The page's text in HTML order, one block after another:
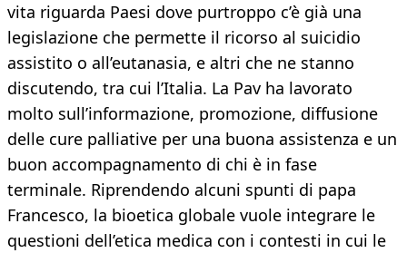
vita riguarda Paesi dove purtroppo c’è già una
legislazione che permette il ricorso al suicidio
assistito o all’eutanasia, e altri che ne stanno
discutendo, tra cui l’Italia. La Pav ha lavorato
molto sull’informazione, promozione, diffusione
delle cure palliative per una buona assistenza e un
buon accompagnamento di chi è in fase
terminale. Riprendendo alcuni spunti di papa
Francesco, la bioetica globale vuole integrare le
questioni dell’etica medica con i contesti in cui le